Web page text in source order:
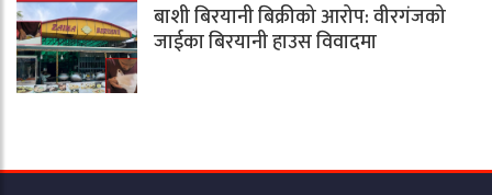
बाशी बिरयानी बिक्रीको आरोप: वीरगंजको
जाईका बिरयानी हाउस विवादमा